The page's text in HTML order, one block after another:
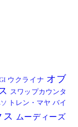
ウクライナ オブ
スワップカウンタ
トレン・マヤバイ
ス ムーディーズ